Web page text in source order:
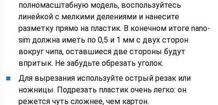
полномасштабную модель, воспользуйтесь
линейкой с мелкими делениями и нанесите
разметку прямо на пластик. В конечном итоге nano-
sim должна иметь по 0,5 и 1 мм с двух сторон
вокруг чипа, оставшиеся две стороны будут
впритык. Не забудьте обрезать уголок.
Для вырезания используйте острый резак или
ножницы. Подрезать пластик очень легко: он
режется чуть сложнее, чем картон.